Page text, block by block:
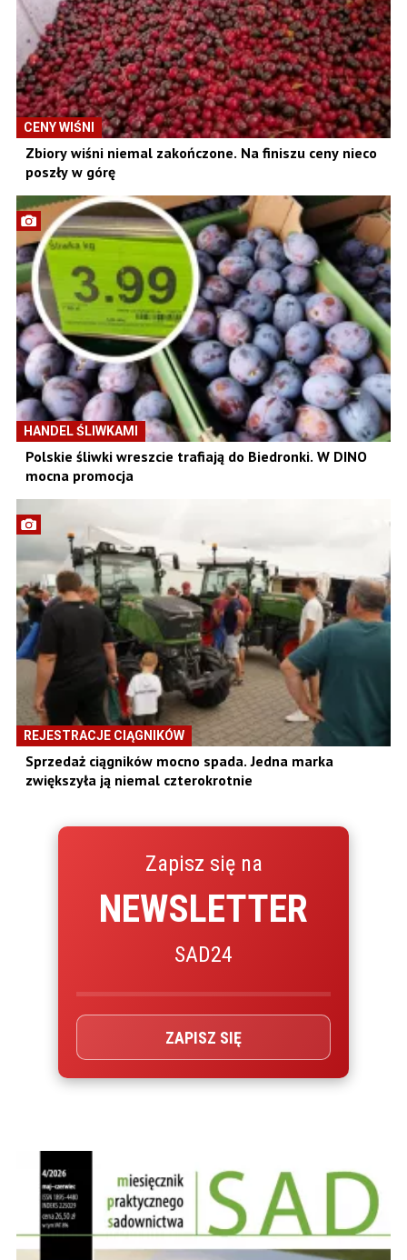
CENY WIŚNI
Zbiory wiśni niemal zakończone. Na finiszu ceny nieco
poszły w górę
HANDEL ŚLIWKAMI
Polskie śliwki wreszcie trafiają do Biedronki. W DINO
mocna promocja
REJESTRACJE CIĄGNIKÓW
Sprzedaż ciągników mocno spada. Jedna marka
zwiększyła ją niemal czterokrotnie
Zapisz się na
NEWSLETTER
SAD24
ZAPISZ SIĘ